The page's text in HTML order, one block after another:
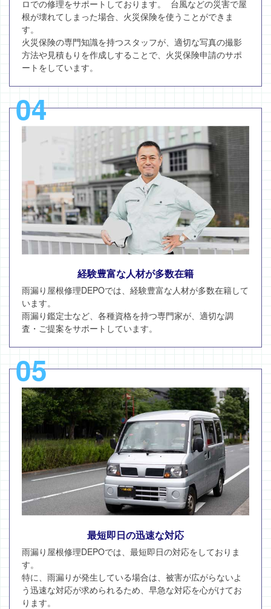
ロでの修理をサポートしております。 台風などの災害で屋
根が壊れてしまった場合、火災保険を使うことができま
す。
火災保険の専門知識を持つスタッフが、適切な写真の撮影
方法や見積もりを作成しすることで、火災保険申請のサポ
ートをしています。
04
経験豊富な人材が多数在籍
雨漏り屋根修理DEPOでは、経験豊富な人材が多数在籍して
います。
雨漏り鑑定士など、各種資格を持つ専門家が、適切な調
査・ご提案をサポートしています。
05
最短即日の迅速な対応
雨漏り屋根修理DEPOでは、最短即日の対応をしておりま
す。
特に、雨漏りが発生している場合は、被害が広がらないよ
う迅速な対応が求められるため、早急な対応を心がけてお
ります。